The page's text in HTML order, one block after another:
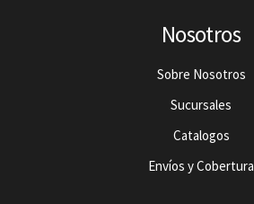
Nosotros
Sobre Nosotros
Sucursales
Catalogos
Envíos y Cobertura